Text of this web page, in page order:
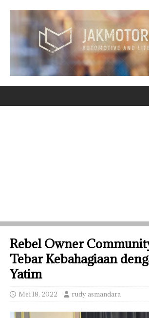
Rebel Owner
Tebar Kebahagiaan
Yatim
Mei 18, 2022 rudy asmandara